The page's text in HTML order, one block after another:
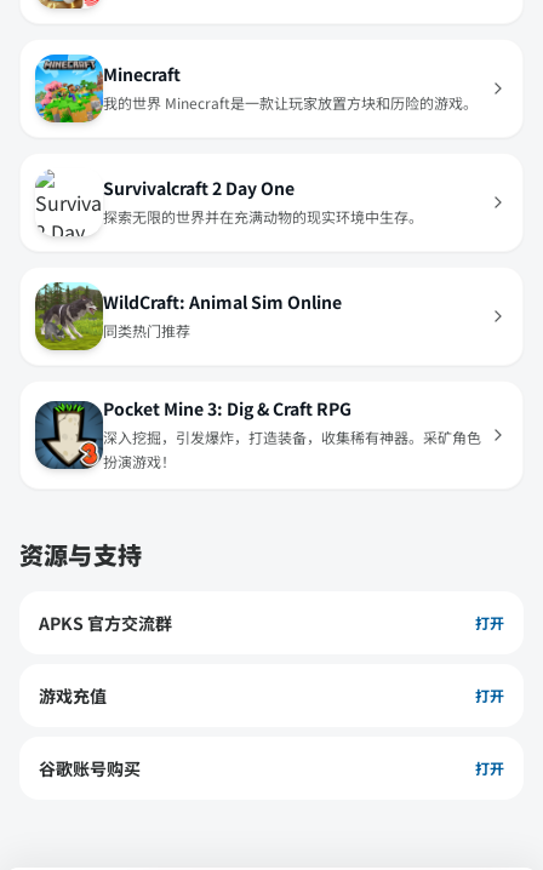
Minecraft
我的世界 Minecraft是一款让玩家放置方块和历险的游戏。
Survivalcraft 2 Day One
探索无限的世界并在充满动物的现实环境中生存。
WildCraft: Animal Sim Online
同类热门推荐
Pocket Mine 3: Dig & Craft RPG
深入挖掘，引发爆炸，打造装备，收集稀有神器。采矿角色
扮演游戏！
资源与支持
APKS 官方交流群 打开
游戏充值 打开
谷歌账号购买 打开